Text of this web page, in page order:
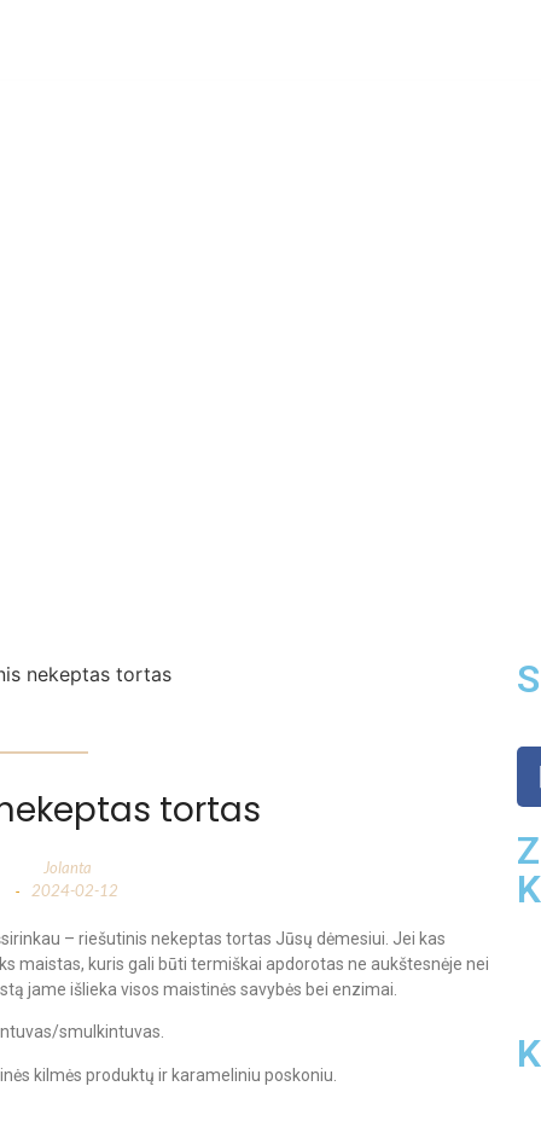
tortas
Jolanta
- 2024-02-12
– riešutinis nekeptas tortas Jūsų dėmesiui. Jei kas
maistas, kuris gali būti termiškai apdorotas ne aukštesnėje nei
jame išlieka visos maistinės savybės bei enzimai.
smulkintuvas.
kilmės produktų ir karameliniu poskoniu.